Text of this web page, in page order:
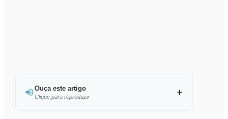
Ouça este artigo
Clique para reproduzir